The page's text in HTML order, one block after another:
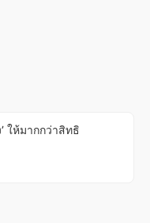
ให้มากกว่าสิทธิ